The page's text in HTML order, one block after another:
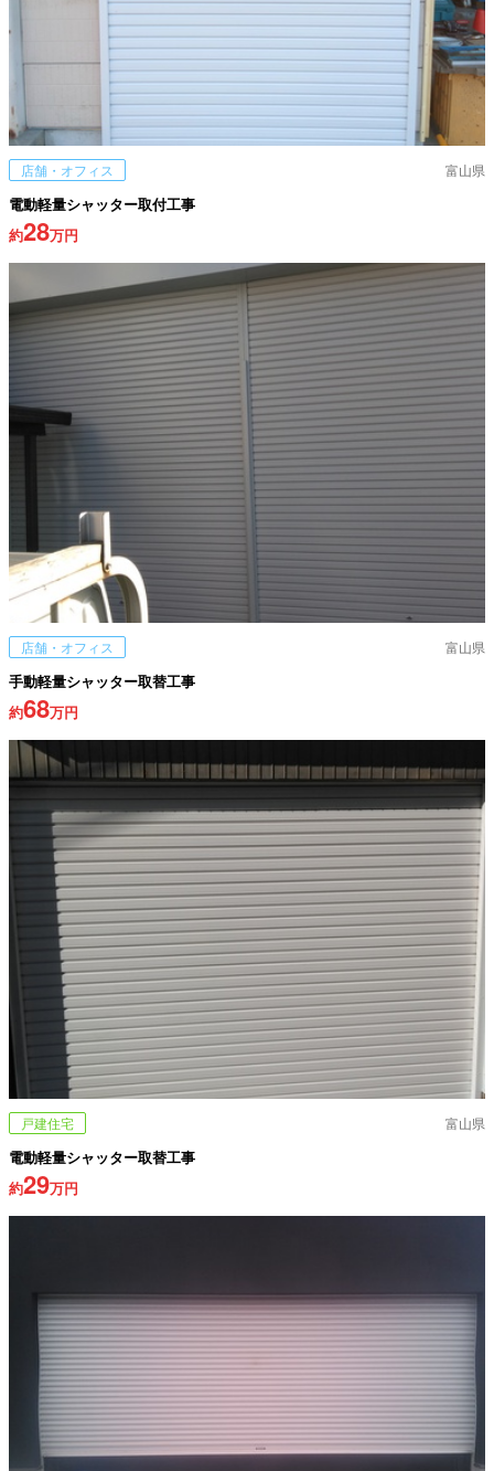
店舗・オフィス 富山県
電動軽量シャッター取付工事
約28万円
店舗・オフィス 富山県
手動軽量シャッター取替工事
約68万円
戸建住宅 富山県
電動軽量シャッター取替工事
約29万円